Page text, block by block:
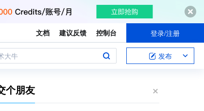
文档 建议反馈 控制台 登录/注册
大牛 发布
个朋友